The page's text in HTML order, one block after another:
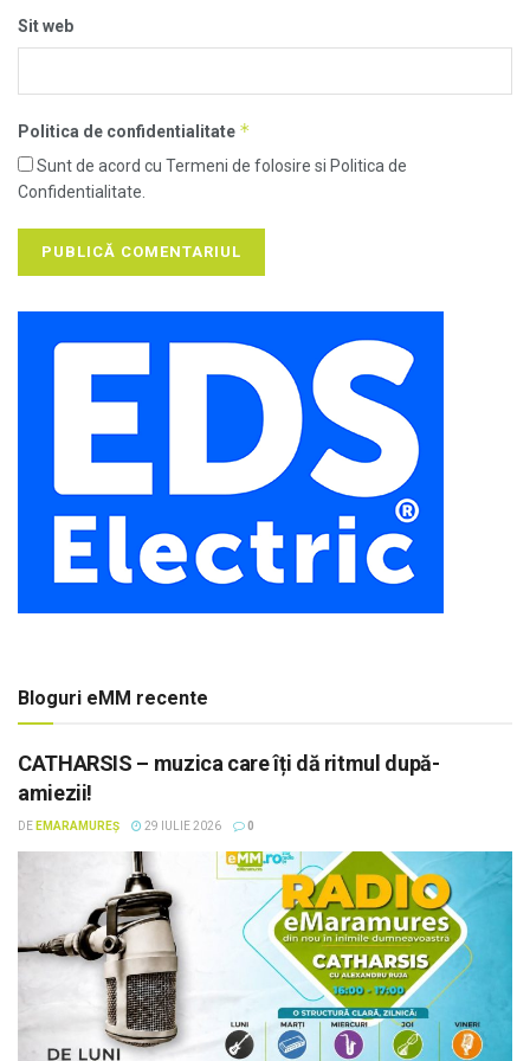
Sit web
Politica de confidentialitate *
Sunt de acord cu Termeni de folosire si Politica de
Confidentialitate.
Bloguri eMM recente
CATHARSIS – muzica care îți dă ritmul după-
amiezii!
DE EMARAMUREȘ 29 IULIE 2026 0